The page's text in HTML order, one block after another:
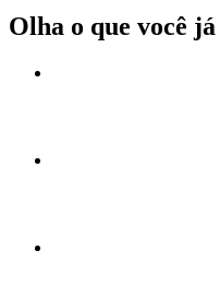
Olha o que você